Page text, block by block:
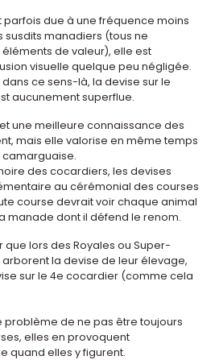
parfois due à une fréquence moins
susdits manadiers (tous ne
de valeur), elle est
visuelle quelque peu négligée.
ce sens-là, la devise sur le
aucunement superflue.
une meilleure connaissance des
mais elle valorise en même temps
des cocardiers, les devises
au cérémonial des courses
course devrait voir chaque animal
manade dont il défend le renom.
que lors des Royales ou Super-
arborent la devise de leur élevage,
sur le 4e cocardier (comme cela
problème de ne pas être toujours
elles en provoquent
quand elles y figurent.